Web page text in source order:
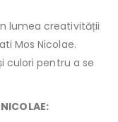
lumea creativității
Mos Nicolae.
culori pentru a se